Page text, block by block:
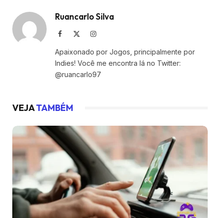
Ruancarlo Silva
Facebook Instagram
Apaixonado por Jogos, principalmente por
Indies! Você me encontra lá no Twitter:
@ruancarlo97
VEJATAMBÉM